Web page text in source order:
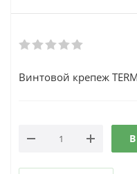
Винтовой крепеж